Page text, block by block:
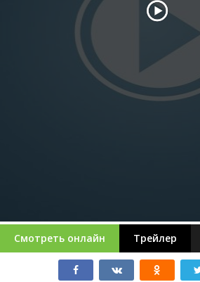
Смотреть онлайн Трейлер